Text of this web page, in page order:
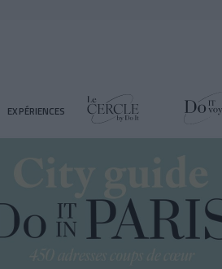
EXPÉRIENCES